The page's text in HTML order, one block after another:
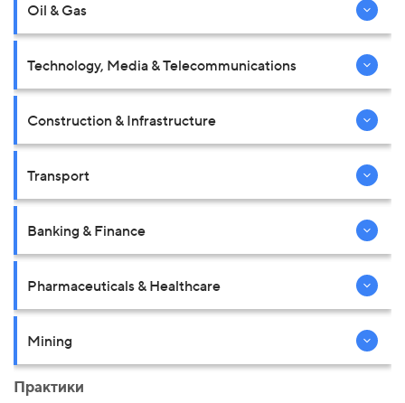
Oil & Gas
Technology, Media & Telecommunications
Construction & Infrastructure
Transport
Banking & Finance
Pharmaceuticals & Healthcare
Mining
Практики